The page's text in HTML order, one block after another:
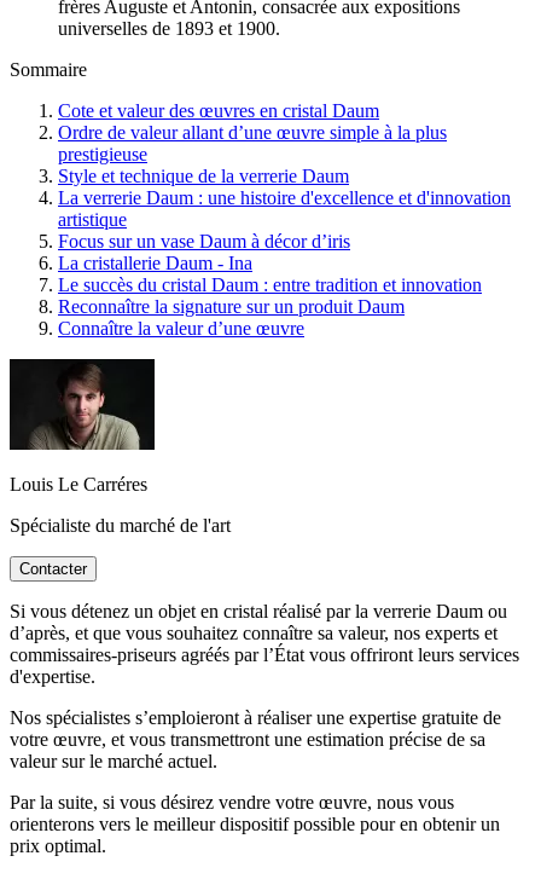
frères Auguste et Antonin, consacrée aux expositions
universelles de 1893 et 1900.
Sommaire
Cote et valeur des œuvres en cristal Daum
Ordre de valeur allant d’une œuvre simple à la plus
prestigieuse
Style et technique de la verrerie Daum
La verrerie Daum : une histoire d'excellence et d'innovation
artistique
Focus sur un vase Daum à décor d’iris
La cristallerie Daum - Ina
Le succès du cristal Daum : entre tradition et innovation
Reconnaître la signature sur un produit Daum
Connaître la valeur d’une œuvre
Louis Le Carréres
Spécialiste du marché de l'art
Contacter
Si vous détenez un objet en cristal réalisé par la verrerie Daum ou
d’après, et que vous souhaitez connaître sa valeur, nos experts et
commissaires-priseurs agréés par l’État vous offriront leurs services
d'expertise.
Nos spécialistes s’emploieront à réaliser une expertise gratuite de
votre œuvre, et vous transmettront une estimation précise de sa
valeur sur le marché actuel.
Par la suite, si vous désirez vendre votre œuvre, nous vous
orienterons vers le meilleur dispositif possible pour en obtenir un
prix optimal.